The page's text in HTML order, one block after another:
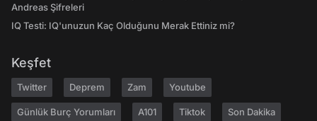
Andreas Şifreleri
IQ Testi: IQ'unuzun Kaç Olduğunu Merak Ettiniz mi?
Keşfet
Twitter Deprem Zam Youtube
Günlük Burç Yorumları A101 Tiktok Son Dakika